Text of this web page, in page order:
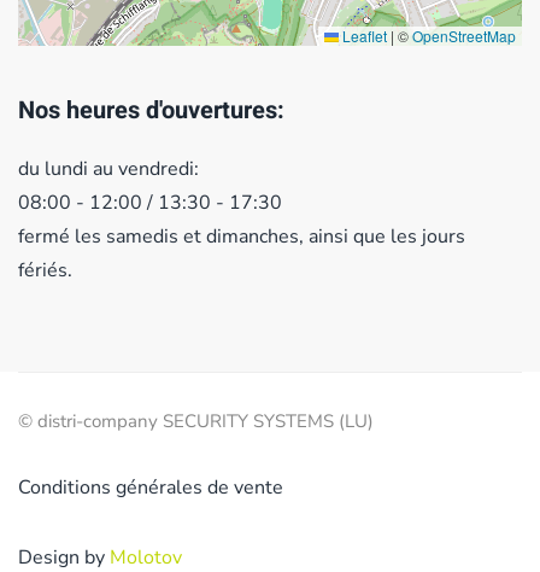
Leaflet | ©OpenStreetMap
Nos heures d'ouvertures:
du lundi au vendredi:
08:00 - 12:00 / 13:30 - 17:30
fermé les samedis et dimanches, ainsi que les jours
fériés.
© distri-company SECURITY SYSTEMS (LU)
Conditions générales de vente
Design by Molotov